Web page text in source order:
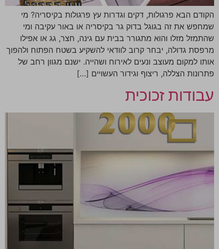
הקודם הבא פרגולות, דקים וגדרות עץ פרגולות בקיסריה? מי
שמחפש את זה בגוגל בדוק גר בקיסריה או באור עקיבה ומי
שהתמזל מזלו והוא מתגורר בבית עם גינה, חצר, גג או אפילו
מרפסת גדולה, יבחר קרוב לוודאי להשקיע בשטח הפתוח ולהפוך
אותו למקום מעוצב ונעים לאירוח ושהייה. ישנם מגוון רחב של
פתרונות הצללה, ריצוף וגידור העשויים […]
עבודות זכוכית